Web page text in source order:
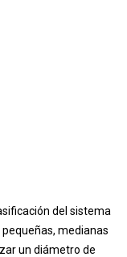
del sistema
medianas
un diámetro de